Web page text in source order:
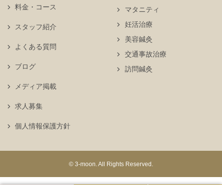
マタニティ
妊活治療
美容鍼灸
交通事故治療
訪問鍼灸
料金・コース
スタッフ紹介
よくある質問
ブログ
メディア掲載
求人募集
個人情報保護方針
© 3-moon. All Rights Reserved.